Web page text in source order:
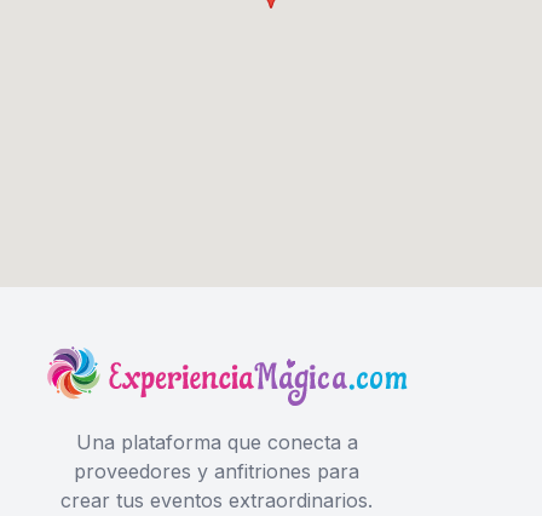
Una plataforma que conecta a
proveedores y anfitriones para
crear tus eventos extraordinarios.